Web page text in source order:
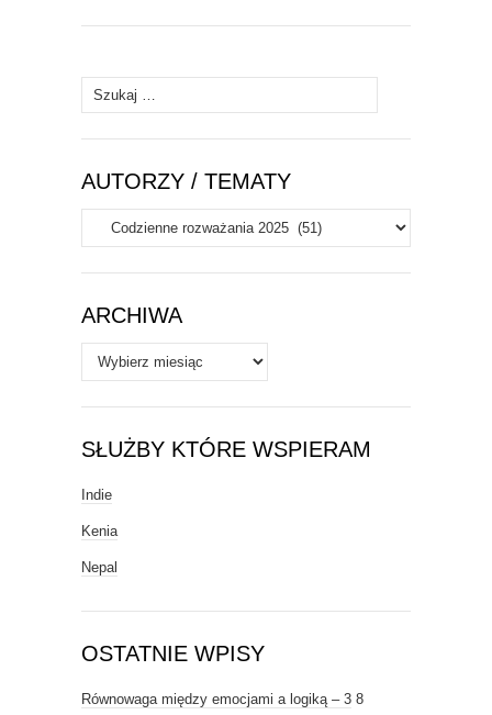
Szukaj:
AUTORZY / TEMATY
Autorzy
/
Tematy
ARCHIWA
Archiwa
SŁUŻBY KTÓRE WSPIERAM
Indie
Kenia
Nepal
OSTATNIE WPISY
Równowaga między emocjami a logiką – 3 8